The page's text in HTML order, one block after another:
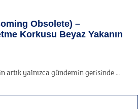
Obsolete) –
Korkusu Beyaz Yakanın
artık yalnızca gündemin gerisinde …